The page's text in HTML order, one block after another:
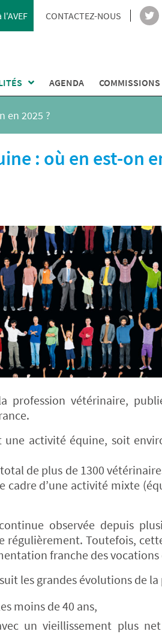
CONTACTEZ-NOUS
AGENDA COMMISSIONS
en 2025 ?
: où en est-on
profession vétérinaire,
activité équine, soit
de plus de 1300
d’une activité mixte
observée depuis
Toutefois,
franche des
les grandes évolutions de la
moins de 40 ans,
un vieillissement plus